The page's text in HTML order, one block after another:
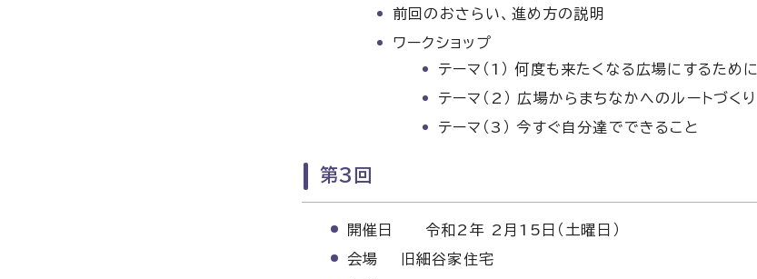
前回のおさらい、進め方の説明
ワークショップ
テーマ（1） 何度も来たくなる広場にするために
テーマ（2） 広場からまちなかへのルートづくり
テーマ（3） 今すぐ自分達でできること
第3回
開催日 令和2年 2月15日（土曜日）
会場 旧細谷家住宅